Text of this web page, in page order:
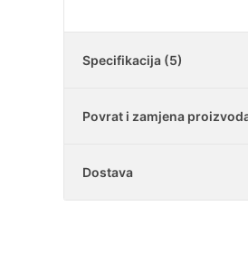
Specifikacija (5)
Tijelo
Povrat i zamjena
Dostava